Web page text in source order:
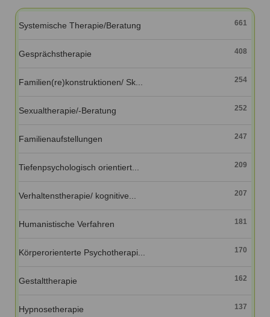
Veranstaltungen
Ausbildungsinstitute
Fortbildungen
Anmelden
Systemische Therapie/Beratung 661
Gesprächstherapie 408
Familien(re)konstruktionen/ Sk... 254
Sexualtherapie/-Beratung 252
Familienaufstellungen 247
Tiefenpsychologisch orientiert... 209
Verhaltenstherapie/ kognitive... 207
Humanistische Verfahren 181
Körperorienterte Psychotherapi... 170
Gestalttherapie 162
Hypnosetherapie 137